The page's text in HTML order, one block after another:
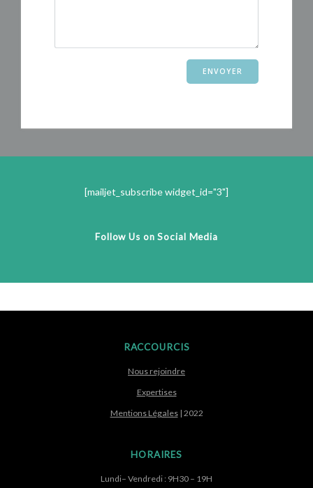
[mailjet_subscribe widget_id="3"]
Follow Us on Social Media
RACCOURCIS
Nous rejoindre
Expertises
Mentions Légales| 2022
HORAIRES
Lundi– Vendredi : 9H30 – 19H